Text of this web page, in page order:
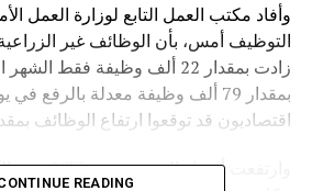
وأفاد مكتب العمل التابع لوزارة العمل
التوظيف أمس، بأن الوظائف غير
زادت بمقدار 22 ألف وظيفة فقط
بمقدار 79 ألف وظيفة معدلة بالرفع
اقتصاديون قد توقعوا ارتفاع الوظائف بمقدار 75 ألف
وارتفعت أسعار
READING